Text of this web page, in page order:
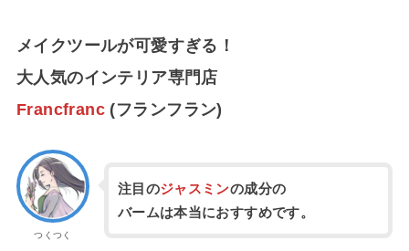
メイクツールが可愛すぎる！
大人気のインテリア専門店
Francfranc (フランフラン)
つくつく
注目のジャスミンの成分の
バームは本当におすすめです。